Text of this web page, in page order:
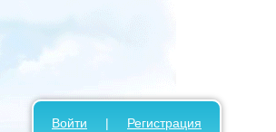
Войти | Регистрация